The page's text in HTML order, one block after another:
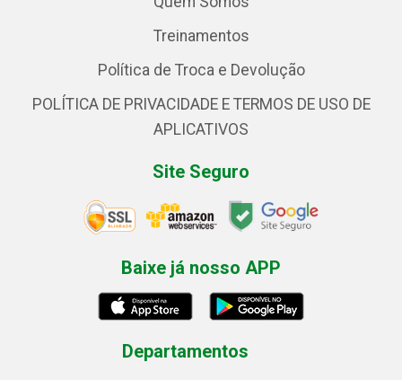
Treinamentos
Política de Troca e Devolução
POLÍTICA DE PRIVACIDADE E TERMOS DE USO DE
APLICATIVOS
Site Seguro
Baixe já nosso APP
Departamentos